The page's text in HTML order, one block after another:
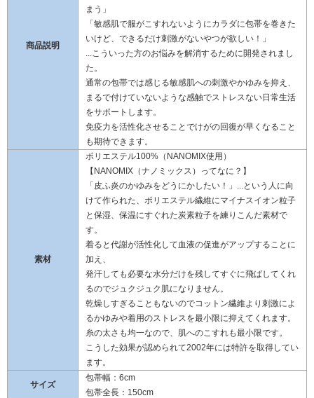
商品説明
まう」
「敏感肌で服がこすれないようにカラダに包帯を巻きた
いけど、できるだけ刺激がないやつが欲しい！」
...こういった方のお悩みを解消するために開発されまし
た。
通常の包帯では感じる敏感肌への刺激やかゆみを抑え、
まるで付けていないような感触でストレスない日常生活
をサポートします。
免疫力を活性化させることでけがの回復が早くなること
も期待できます。
素材
ポリエステル100%（NANOMIX使用）
【NANOMIX（ナノミックス）ってなに？】
「皮ふ炎のかゆみをどうにかしたい！」...という人に向
けて作られた、ポリエステル繊維にマイナスイオン粒子
と保湿、保温にすぐれた炭素粒子を練りこんだ素材で
す。
着ると代謝が活性化して血液の促進がアップすることに
加え、
発汗しても必要な水分だけを残してすぐに飛ばしてくれ
るのでジュクジュク肌になりません。
乾燥しすぎることもないのでコットン繊維より刺激によ
るかゆみや着用のストレスを最小限に抑えてくれます。
糸の太さも均一なので、肌へのこすれも最小限です。
こうした効果が認められて2002年には特許を取得してい
ます。
サイズ
包帯幅：6cm
包帯全長：150cm